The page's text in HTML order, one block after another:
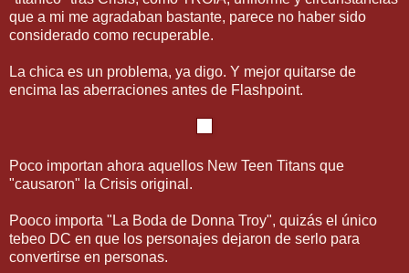
que a mi me agradaban bastante, parece no haber sido
considerado como recuperable.
La chica es un problema, ya digo. Y mejor quitarse de
encima las aberraciones antes de Flashpoint.
Poco importan ahora aquellos New Teen Titans que
"causaron" la Crisis original.
Pooco importa "La Boda de Donna Troy", quizás el único
tebeo DC en que los personajes dejaron de serlo para
convertirse en personas.